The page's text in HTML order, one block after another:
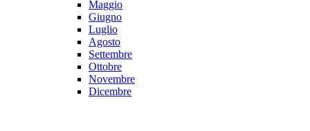
Maggio
Giugno
Luglio
Agosto
Settembre
Ottobre
Novembre
Dicembre